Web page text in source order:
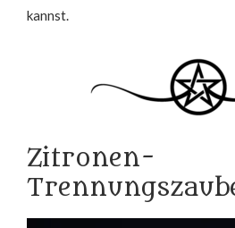
kannst.
Zitronen-